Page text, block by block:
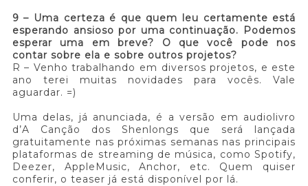
9 – Uma certeza é que quem leu certamente está
esperando ansioso por uma continuação. Podemos
esperar uma em breve? O que você pode nos
contar sobre ela e sobre outros projetos?
R – Venho trabalhando em diversos projetos, e este
ano terei muitas novidades para vocês. Vale
aguardar. =)
Uma delas, já anunciada, é a versão em audiolivro
d’A Canção dos Shenlongs que será lançada
gratuitamente nas próximas semanas nas principais
plataformas de streaming de música, como Spotify,
Deezer, AppleMusic, Anchor, etc. Quem quiser
conferir, o teaser já está disponível por lá.